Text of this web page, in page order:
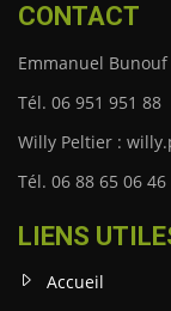
CONTACT
Emmanuel
Tél. 06 951 951 88
Willy Peltier :
Tél. 06 88 65 06 46
LIENS
Accueil